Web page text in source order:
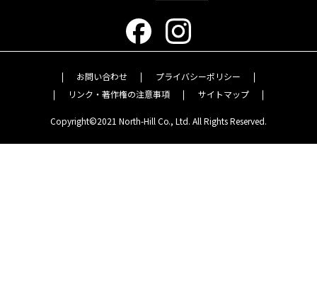
お問い合わせ
プライバシーポリシー
リンク・著作権の注意事項
サイトマップ
Copyright©2021 North-Hill Co., Ltd. All Rights Reserved.